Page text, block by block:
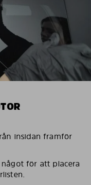
insidan framför
något för att placera